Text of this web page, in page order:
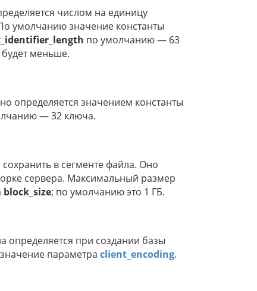
числом на единицу
умолчанию значение константы
по умолчанию — 63
меньше.
определяется значением константы
— 32 ключа.
в сегменте файла. Оно
сервера. Максимальный размер
block_size; по умолчанию это 1 ГБ.
определяется при создании базы
параметра client_encoding.